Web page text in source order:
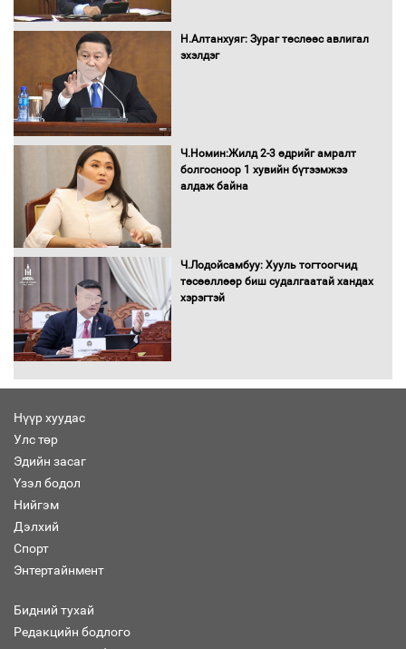
орчныг бүрдүүллээ
баримт
Н.Алтанхуяг: Зураг төслөөс авлигал
эхэлдэг
Ч.Номин:Жилд 2-3 өдрийг амралт
болгосноор 1 хувийн бүтээмжээ
алдаж байна
Ч.Лодойсамбуу: Хууль тогтоогчид
төсөөллөөр биш судалгаатай хандах
хэрэгтэй
Нүүр хуудас
Улс төр
Эдийн засаг
Үзэл бодол
Нийгэм
Дэлхий
Спорт
Энтертайнмент
Бидний тухай
Редакцийн бодлого